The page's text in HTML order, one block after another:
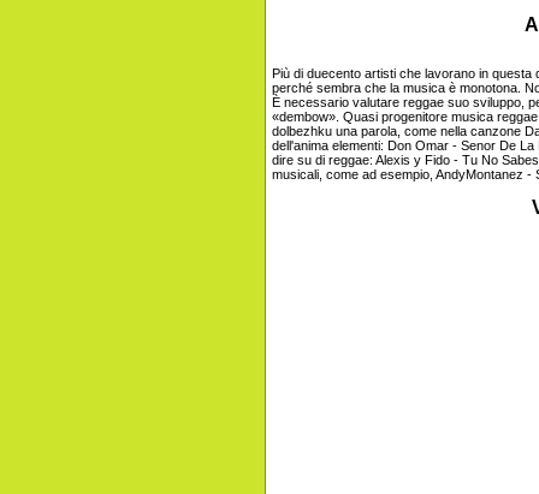
Più di duecento artisti che lavorano in
perché sembra che la musica è monotona.
È necessario valutare reggae suo sviluppo,
«dembow». Quasi progenitore musica
dolbezhku una parola, come nella canzone
dell'anima elementi: Don Omar - Senor De
dire su di reggae: Alexis y Fido - Tu No
musicali, come ad esempio, AndyMontanez